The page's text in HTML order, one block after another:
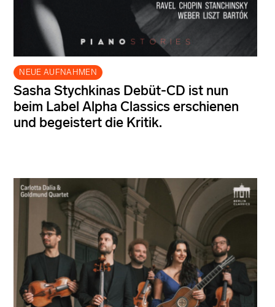
NEUE AUFNAHMEN
Sasha Stychkinas Debüt-CD ist nun
beim Label Alpha Classics erschienen
und begeistert die Kritik.